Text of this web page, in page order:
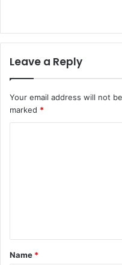
Leave a Reply
Your email address will not
marked *
t
*
Name *